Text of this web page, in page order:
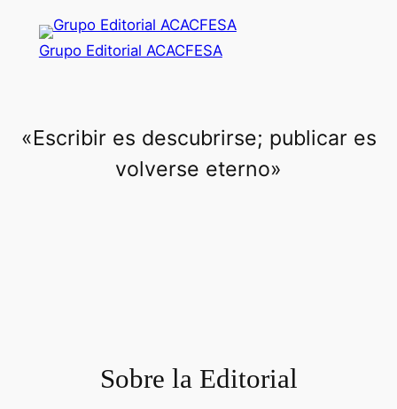
contenido
Grupo Editorial ACACFESA
«Escribir es descubrirse; publicar es
volverse eterno»
Sobre la Editorial